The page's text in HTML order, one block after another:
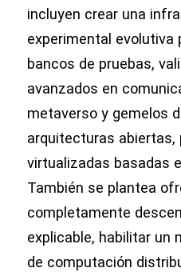
incluyen crear una
experimental evolutiva
bancos de pruebas,
avanzados en
metaverso y gemelos
arquitecturas abiertas,
virtualizadas basadas
También se plantea
completamente
explicable, habilitar un
de computación